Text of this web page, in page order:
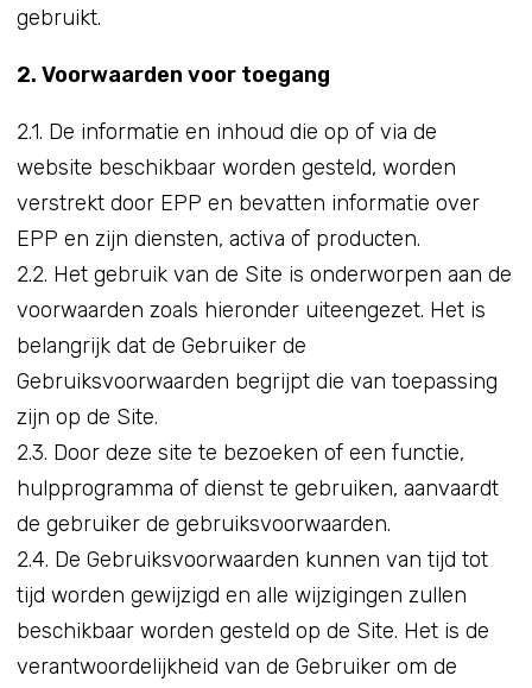
gebruikt.
2. Voorwaarden voor toegang
2.1. De informatie en inhoud die op of via de
website beschikbaar worden gesteld, worden
verstrekt door EPP en bevatten informatie over
EPP en zijn diensten, activa of producten.
2.2. Het gebruik van de Site is onderworpen aan de
voorwaarden zoals hieronder uiteengezet. Het is
belangrijk dat de Gebruiker de
Gebruiksvoorwaarden begrijpt die van toepassing
zijn op de Site.
2.3. Door deze site te bezoeken of een functie,
hulpprogramma of dienst te gebruiken, aanvaardt
de gebruiker de gebruiksvoorwaarden.
2.4. De Gebruiksvoorwaarden kunnen van tijd tot
tijd worden gewijzigd en alle wijzigingen zullen
beschikbaar worden gesteld op de Site. Het is de
verantwoordelijkheid van de Gebruiker om de